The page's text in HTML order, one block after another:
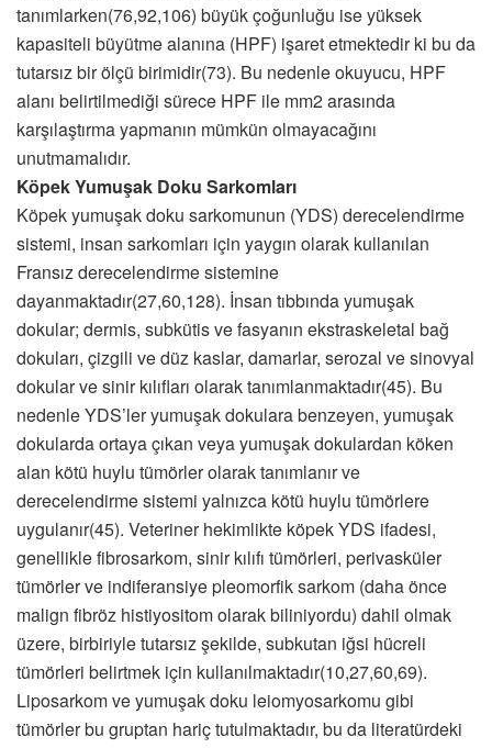
tanımlarken(76,92,106) büyük çoğunluğu ise yüksek
kapasiteli büyütme alanına (HPF) işaret etmektedir ki bu da
tutarsız bir ölçü birimidir(73). Bu nedenle okuyucu, HPF
alanı belirtilmediği sürece HPF ile mm2 arasında
karşılaştırma yapmanın mümkün olmayacağını
unutmamalıdır.
Köpek Yumuşak Doku Sarkomları
Köpek yumuşak doku sarkomunun (YDS) derecelendirme
sistemi, insan sarkomları için yaygın olarak kullanılan
Fransız derecelendirme sistemine
dayanmaktadır(27,60,128). İnsan tıbbında yumuşak
dokular; dermis, subkütis ve fasyanın ekstraskeletal bağ
dokuları, çizgili ve düz kaslar, damarlar, serozal ve sinovyal
dokular ve sinir kılıfları olarak tanımlanmaktadır(45). Bu
nedenle YDS’ler yumuşak dokulara benzeyen, yumuşak
dokularda ortaya çıkan veya yumuşak dokulardan köken
alan kötü huylu tümörler olarak tanımlanır ve
derecelendirme sistemi yalnızca kötü huylu tümörlere
uygulanır(45). Veteriner hekimlikte köpek YDS ifadesi,
genellikle fibrosarkom, sinir kılıfı tümörleri, perivasküler
tümörler ve indiferansiye pleomorfik sarkom (daha önce
malign fibröz histiyositom olarak biliniyordu) dahil olmak
üzere, birbiriyle tutarsız şekilde, subkutan iğsi hücreli
tümörleri belirtmek için kullanılmaktadır(10,27,60,69).
Liposarkom ve yumuşak doku leiomyosarkomu gibi
tümörler bu gruptan hariç tutulmaktadır, bu da literatürdeki